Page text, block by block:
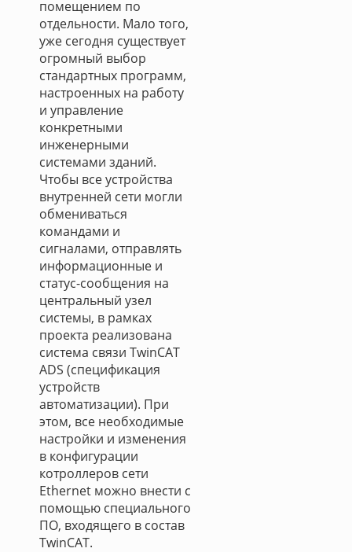
помещением по
отдельности. Мало того,
уже сегодня существует
огромный выбор
стандартных программ,
настроенных на работу
и управление
конкретными
инженерными
системами зданий.
Чтобы все устройства
внутренней сети могли
обмениваться
командами и
сигналами, отправлять
информационные и
статус-сообщения на
центральный узел
системы, в рамках
проекта реализована
система связи TwinCAT
ADS (спецификация
устройств
автоматизации). При
этом, все необходимые
настройки и изменения
в конфигурации
котроллеров сети
Ethernet можно внести с
помощью специального
ПО, входящего в состав
TwinCAT.